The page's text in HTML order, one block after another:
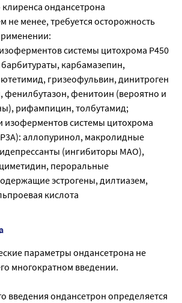
ондансетрона
не менее, требуется осторожность
системы цитохрома Р450
барбитураты, карбамазепин,
гризеофульвин, динитроген
фенилбутазон, фенитоин (вероятно и
рифампицин, толбутамид;
изоферментов системы цитохрома
аллопуринол, макролидные
(ингибиторы МАО),
пероральные
эстрогены, дилтиазем,
кислота
параметры ондансетрона не
многократном введении.
введения ондансетрон определяется